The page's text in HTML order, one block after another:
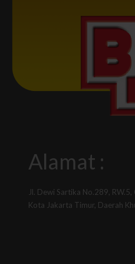
Alamat :
Jl. Dewi Sartika No.289, RW.5,
Kota Jakarta Timur, Daerah